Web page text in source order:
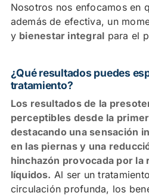
Nosotros nos enfocamos en
además de efectiva, un
y bienestar integral para el
¿Qué resultados puedes
tratamiento?
Los resultados de la
perceptibles desde la
destacando una sensación
en las piernas y una
hinchazón provocada por la
líquidos. Al ser un
circulación profunda, los